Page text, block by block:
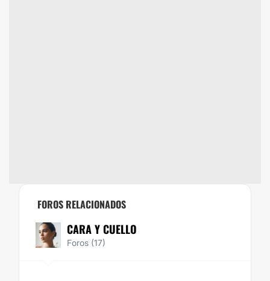
FOROS RELACIONADOS
CARA Y CUELLO
Foros (17)